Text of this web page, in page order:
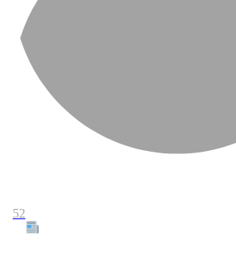
52